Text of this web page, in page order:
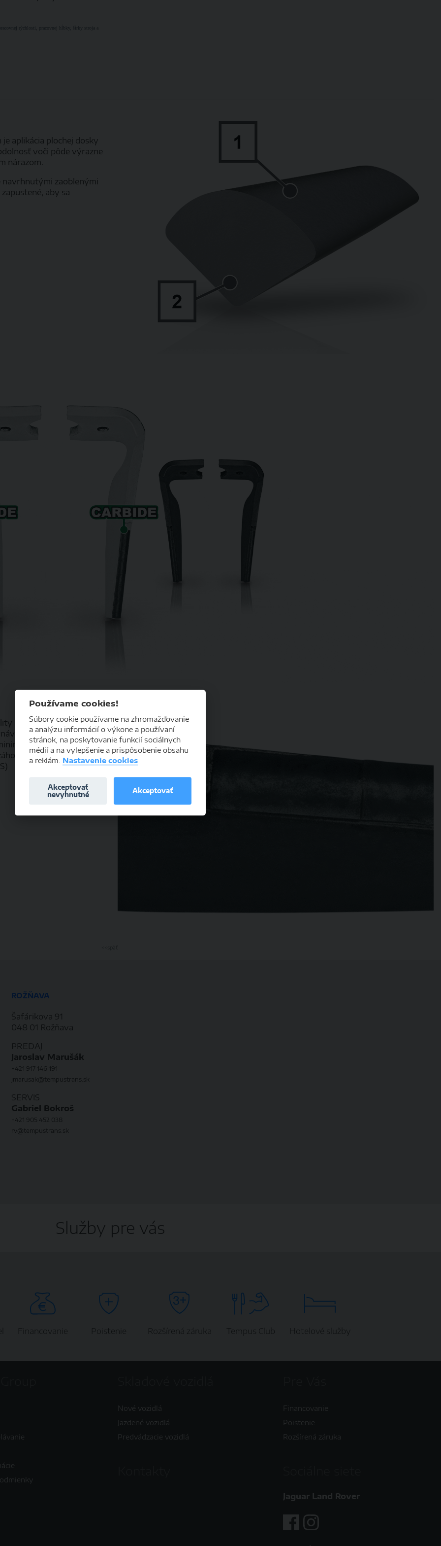
aplikácia plochej dosky
voči pôde výrazne
nárazom.
navrhnutými zaoblenými
aby sa
karbid volfrámu
tlak na reznú hranu
dĺžkou a zaistili
Radlica XHD je k
ROŽŇAVA
Šafárikova 91
048 01 Rožňava
PREDAJ
Jaroslav Marušák
+421 917 146 191
jmarusak@tempustrans.sk
SERVIS
Gabriel Bokroš
+421 905 452 038
rv@tempustrans.sk
Služby pre vás
Financovanie Poistenie Rozšírená záruka Tempus Club Hotelové služby
Nové vozidlá
Jazdené vozidlá
Predvádzacie vozidlá
Financovanie
Poistenie
Rozšírená záruka
Jaguar Land Rover
Používame cookies!
Súbory cookie používame na zhromažďovanie
a analýzu informácií o výkone a používaní
stránok, na poskytovanie funkcií sociálnych
médií a na vylepšenie a prispôsobenie obsahu
a reklám. Nastavenie cookies
Akceptovať
nevyhnutné
Akceptovať